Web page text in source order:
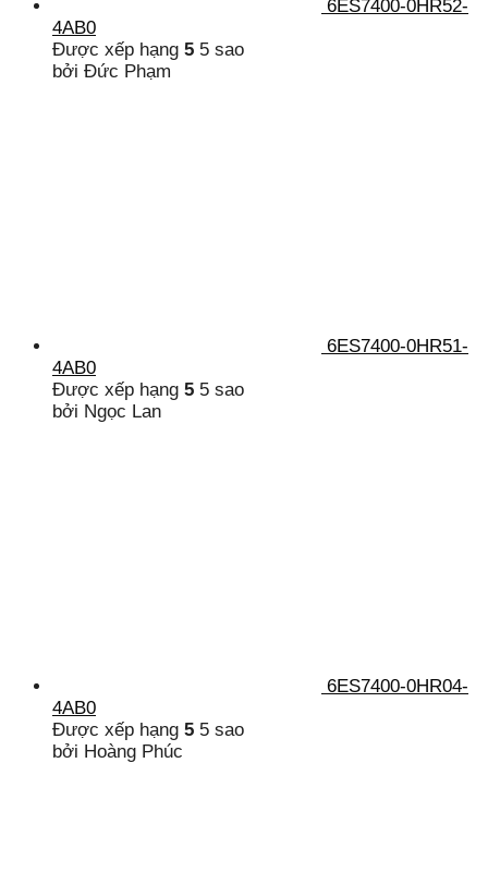
6ES7400-0HR52-
4AB0
Được xếp hạng 5 5 sao
bởi Đức Phạm
6ES7400-0HR51-
4AB0
Được xếp hạng 5 5 sao
bởi Ngọc Lan
6ES7400-0HR04-
4AB0
Được xếp hạng 5 5 sao
bởi Hoàng Phúc